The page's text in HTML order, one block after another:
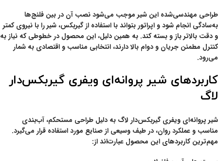
طراحی مهندسی‌شده این شیر موجب می‌شود نصب آن در بین فلنج‌ها
به‌سادگی انجام شود و اپراتور بتواند با استفاده از گیربکس، شیر را با نیروی کمتر
و دقت بالاتر باز و بسته کند. به همین دلیل، این محصول در خطوطی که نیاز به
کنترل مطمئن جریان و دوام بالا دارند، انتخابی مناسب و اقتصادی به شمار
می‌رود.
کاربردهای شیر پروانه‌ای ویفری گیربکس‌دار
لاگ
شیر پروانه‌ای ویفری گیربکس‌دار لاگ به دلیل طراحی مستحکم، آب‌بندی
مناسب و عملکرد روان، در طیف وسیعی از صنایع مورد استفاده قرار می‌گیرد.
مهم‌ترین کاربردهای این محصول عبارت‌اند از: